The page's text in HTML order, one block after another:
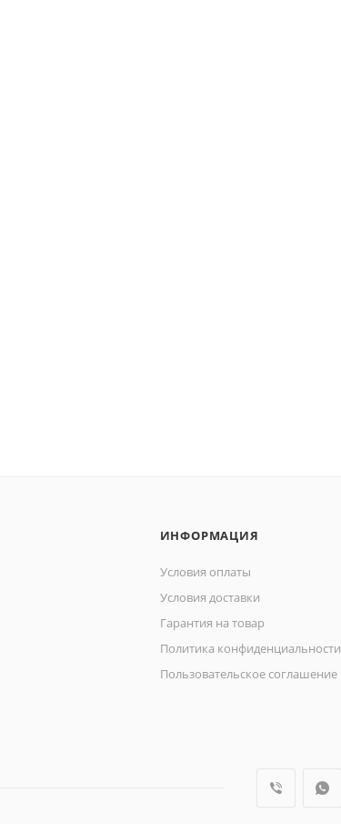
ИНФОРМАЦИЯ
Условия оплаты
Условия доставки
Гарантия на товар
Политика конфиденциальности
Пользовательское соглашение